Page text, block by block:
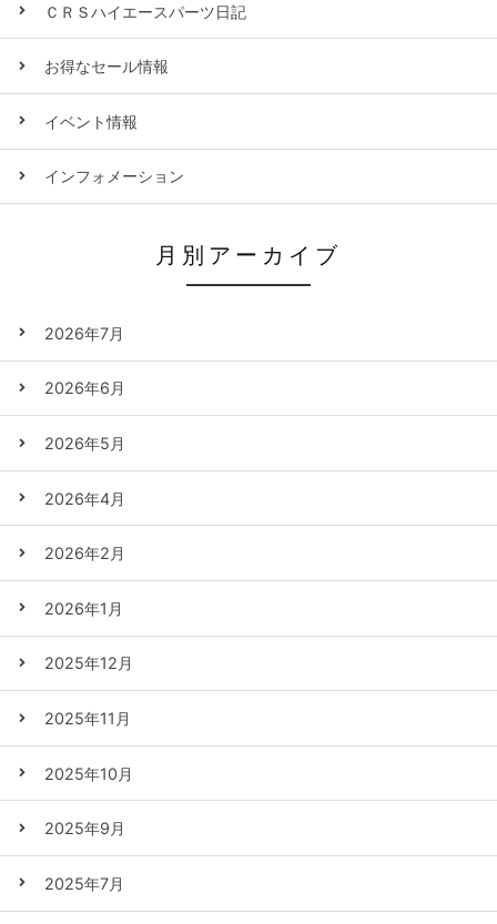
ＣＲＳハイエースパーツ日記
お得なセール情報
イベント情報
インフォメーション
月別アーカイブ
2026年7月
2026年6月
2026年5月
2026年4月
2026年2月
2026年1月
2025年12月
2025年11月
2025年10月
2025年9月
2025年7月